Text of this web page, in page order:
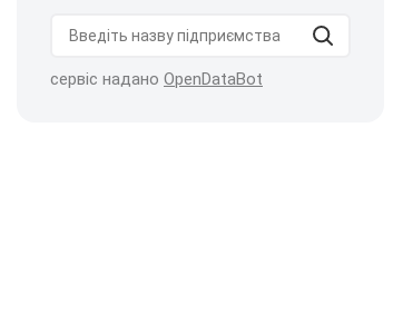
сервіс надано OpenDataBot